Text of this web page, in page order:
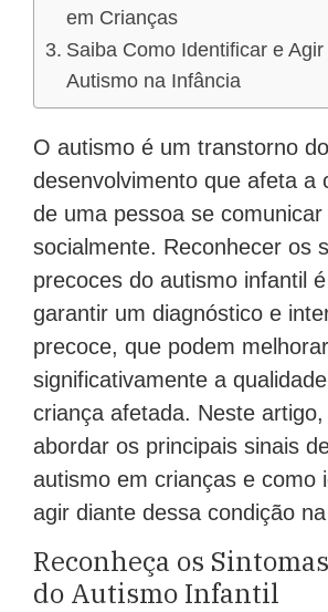
em Crianças
Saiba Como Identificar e
Autismo na Infância
O autismo é um transtorno do
desenvolvimento que afeta a
de uma pessoa se
socialmente. Reconhecer os
precoces do autismo infantil
garantir um diagnóstico e
precoce, que podem melhorar
significativamente a
criança afetada. Neste
abordar os principais sinais
autismo em crianças e como
agir diante dessa condição
Reconheça os
do Autismo Infantil